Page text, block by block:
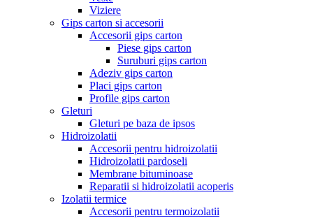
Viziere
Gips carton si accesorii
Accesorii gips carton
Piese gips carton
Suruburi gips carton
Adeziv gips carton
Placi gips carton
Profile gips carton
Gleturi
Gleturi pe baza de ipsos
Hidroizolatii
Accesorii pentru hidroizolatii
Hidroizolatii pardoseli
Membrane bituminoase
Reparatii si hidroizolatii acoperis
Izolatii termice
Accesorii pentru termoizolatii